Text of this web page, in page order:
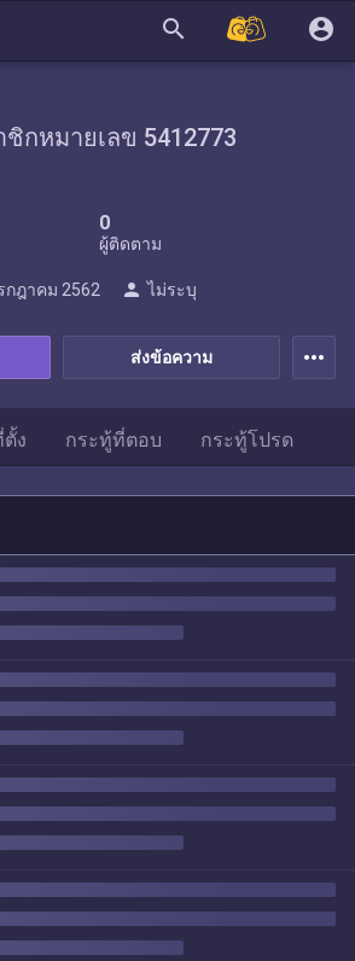
search account_circle
ชิกหมายเลข 5412773
0
ผู้ติดตาม
ส่งข้อความ
กฎาคม 2562 person ไม่ระบุ
more_horiz
ง กระทู้ที่ตอบ กระทู้โปรด